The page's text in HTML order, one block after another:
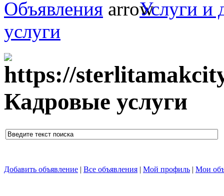
Объявления
Услуги и
услуги
Кадровые услуги
Добавить объявление | Все объявления | Мой профиль | Мои